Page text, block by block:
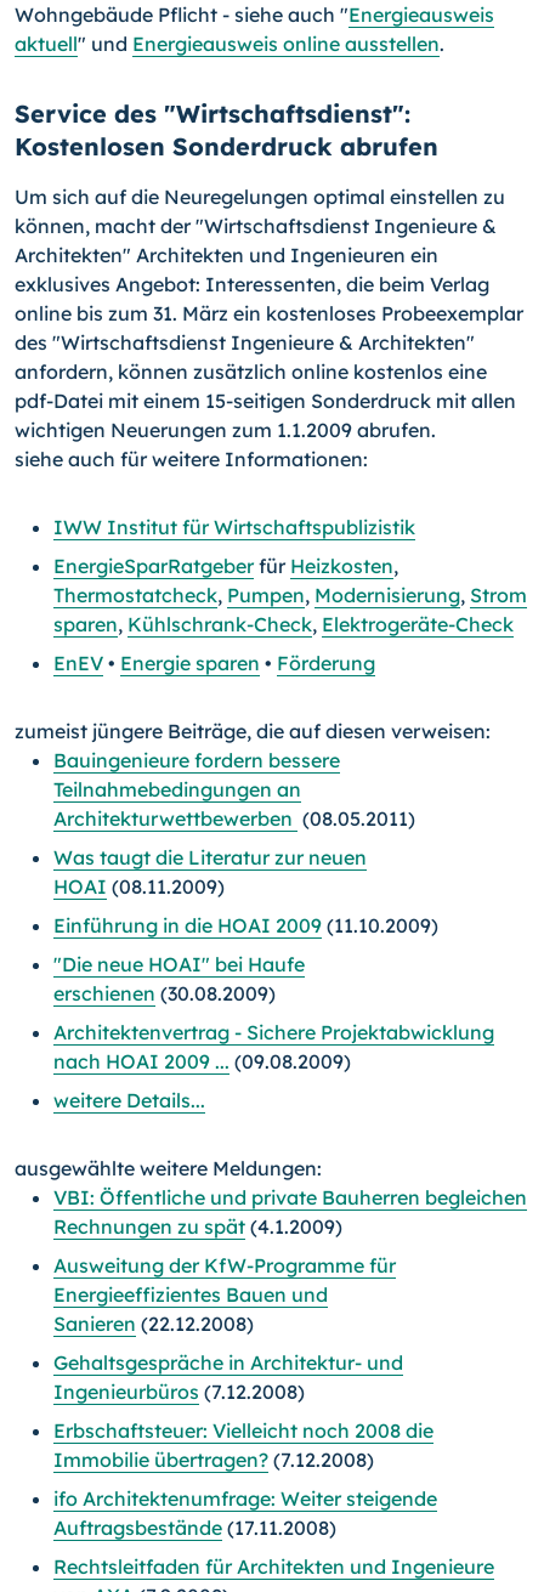
Wohngebäude Pflicht - siehe auch "Energieausweis
aktuell" und Energieausweis online ausstellen.
Service des "Wirtschaftsdienst":
Kostenlosen Sonderdruck abrufen
Um sich auf die Neuregelungen optimal einstellen zu
können, macht der "Wirtschaftsdienst Ingenieure &
Architekten" Architekten und Ingenieuren ein
exklusives Angebot: Interessenten, die beim Verlag
online bis zum 31. März ein kostenloses Probeexemplar
des "Wirtschaftsdienst Ingenieure & Architekten"
anfordern, können zusätzlich online kostenlos eine
pdf-Datei mit einem 15-seitigen Sonderdruck mit allen
wichtigen Neuerungen zum 1.1.2009 abrufen.
siehe auch für weitere Informationen:
IWW Institut für Wirtschaftspublizistik
EnergieSparRatgeberfür Heizkosten,
Thermostatcheck, Pumpen, Modernisierung, Strom
sparen, Kühlschrank-Check, Elektrogeräte-Check
EnEV • Energie sparen • Förderung
zumeist jüngere Beiträge, die auf diesen verweisen:
Bauingenieure fordern bessere
Teilnahmebedingungen an
Architekturwettbewerben (08.05.2011)
Was taugt die Literatur zur neuen
HOAI (08.11.2009)
Einführung in die HOAI 2009 (11.10.2009)
"Die neue HOAI" bei Haufe
erschienen (30.08.2009)
Architektenvertrag - Sichere Projektabwicklung
nach HOAI 2009 ... (09.08.2009)
weitere Details...
ausgewählte weitere Meldungen:
VBI: Öffentliche und private Bauherren begleichen
Rechnungen zu spät (4.1.2009)
Ausweitung der KfW-Programme für
Energieeffizientes Bauen und
Sanieren (22.12.2008)
Gehaltsgespräche in Architektur- und
Ingenieurbüros (7.12.2008)
Erbschaftsteuer: Vielleicht noch 2008 die
Immobilie übertragen? (7.12.2008)
ifo Architektenumfrage: Weiter steigende
Auftragsbestände (17.11.2008)
Rechtsleitfaden für Architekten und Ingenieure